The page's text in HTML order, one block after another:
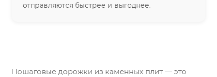
отправляются быстрее и выгоднее.
Пошаговые дорожки из каменных плит — это